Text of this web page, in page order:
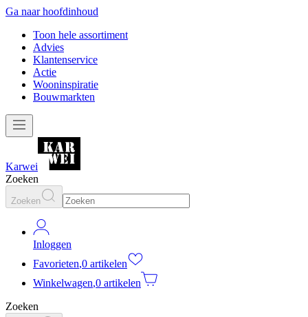
Ga naar hoofdinhoud
Toon hele assortiment
Advies
Klantenservice
Actie
Wooninspiratie
Bouwmarkten
Karwei
Zoeken
Zoeken
Inloggen
Favorieten,0 artikelen
Winkelwagen,0 artikelen
Zoeken